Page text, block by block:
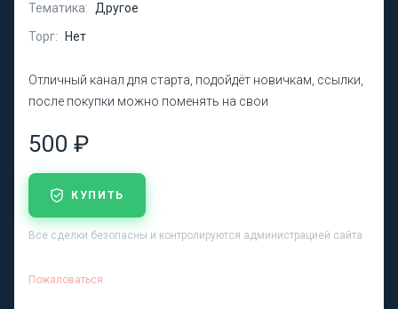
Тематика:
Другое
Торг:
Нет
Отличный канал для старта, подойдёт новичкам, ссылки,
после покупки можно поменять на свои
500 ₽
КУПИТЬ
Все сделки безопасны и контролируются администрацией сайта
Пожаловаться